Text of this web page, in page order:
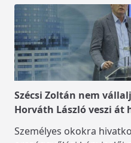
Szécsi Zoltán nem
Horváth László veszi át
Személyes okokra